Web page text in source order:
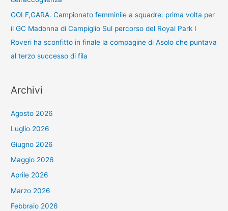
GOLF,GARA. Campionato femminile a squadre: prima volta per
il GC Madonna di Campiglio Sul percorso del Royal Park I
Roveri ha sconfitto in finale la compagine di Asolo che puntava
al terzo successo di fila
Archivi
Agosto 2026
Luglio 2026
Giugno 2026
Maggio 2026
Aprile 2026
Marzo 2026
Febbraio 2026